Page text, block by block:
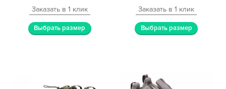
Заказать в 1 клик
Выбрать размер
Заказать в 1 клик
Выбрать размер